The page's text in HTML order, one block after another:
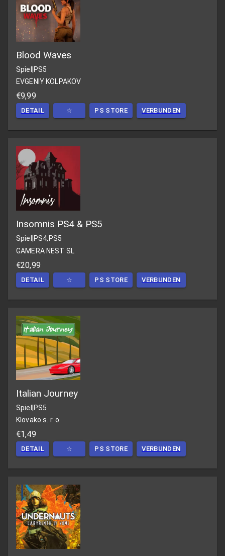
Blood Waves
Spiel|PS5
EVGENIY KOLPAKOV
€9,99
DETAIL ☆ PS STORE VERBUNDEN
Insomnis PS4 & PS5
Spiel
PS4,PS5
GAMERA NEST SL
€20,99
DETAIL ☆ PS STORE VERBUNDEN
Italian Journey
Spiel|PS5
Klovako s. r. o.
€1,49
DETAIL ☆ PS STORE VERBUNDEN